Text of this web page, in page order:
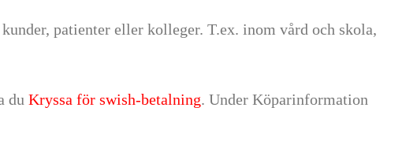
patienter eller kolleger. T.ex. inom vård och skola,
du Kryssa för swish-betalning. Under Köparinformation